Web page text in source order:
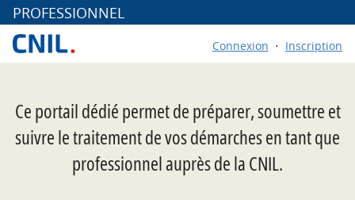
PROFESSIONNEL
Connexion Inscription
Ce portail dédié permet de préparer, soumettre et
suivre le traitement de vos démarches en tant que
professionnel auprès de la CNIL.
*